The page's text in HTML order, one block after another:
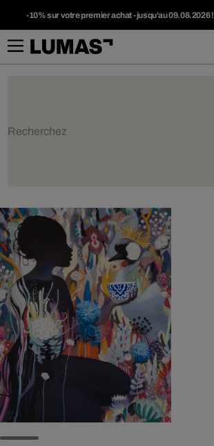
-10% sur votre premier achat - jusqu'au 09.08.2026 !